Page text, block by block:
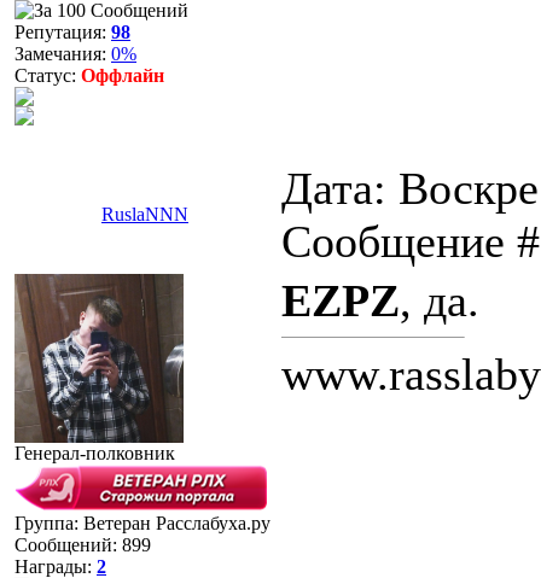
Репутация: 98
Замечания: 0%
Статус: Оффлайн
RuslaNNN
Дата:
Сообщение
Генерал-полковник
Группа: Ветеран Расслабуха.ру
Сообщений: 899
Награды: 2
EZPZ, да.